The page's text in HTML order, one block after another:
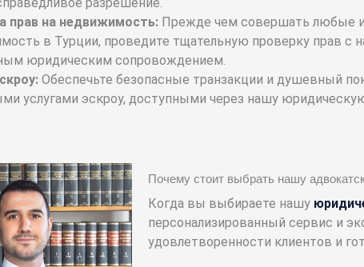
прав на недвижимость: Прежде чем совершать любые
в Турции, проведите тщательную проверку прав с
юридическим сопровождением.
Обеспечьте безопасные транзакции и душевный
услугами эскроу, доступными через нашу
Почему стоит выбрать нашу
Когда вы выбираете нашу
персонализированный сервис и
удовлетворенности клиентов и